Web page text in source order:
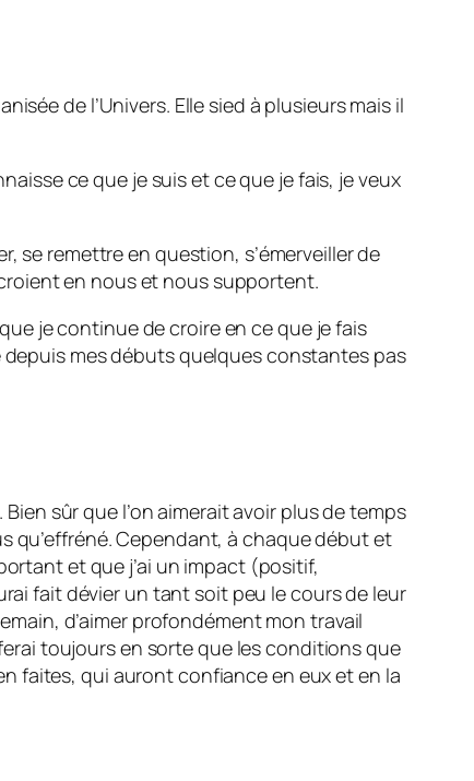
de l’Univers. Elle sied à plusieurs mais il
ce que je suis et ce que je fais, je veux
se remettre en question, s’émerveiller de
en nous et nous supportent.
je continue de croire en ce que je fais
depuis mes débuts quelques constantes pas
sûr que l’on aimerait avoir plus de temps
Cependant, à chaque début et
et que j’ai un impact (positif,
fait dévier un tant soit peu le cours de leur
d’aimer profondément mon travail
toujours en sorte que les conditions que
faites, qui auront confiance en eux et en la